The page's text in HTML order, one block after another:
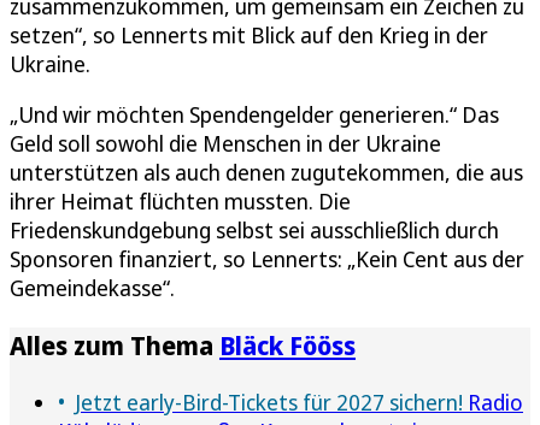
zusammenzukommen, um gemeinsam ein Zeichen zu
setzen“, so Lennerts mit Blick auf den Krieg in der
Ukraine.
„Und wir möchten Spendengelder generieren.“ Das
Geld soll sowohl die Menschen in der Ukraine
unterstützen als auch denen zugutekommen, die aus
ihrer Heimat flüchten mussten. Die
Friedenskundgebung selbst sei ausschließlich durch
Sponsoren finanziert, so Lennerts: „Kein Cent aus der
Gemeindekasse“.
Alles zum Thema Bläck Fööss
Jetzt early-Bird-Tickets für 2027 sichern! Radio